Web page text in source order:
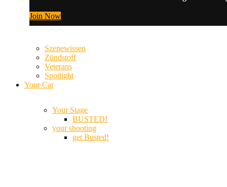
Join Now
Szenewissen
Zündstoff
Veterans
Spotlight
Your Car
Your Stage
BUSTED!
your shooting
get Busted!